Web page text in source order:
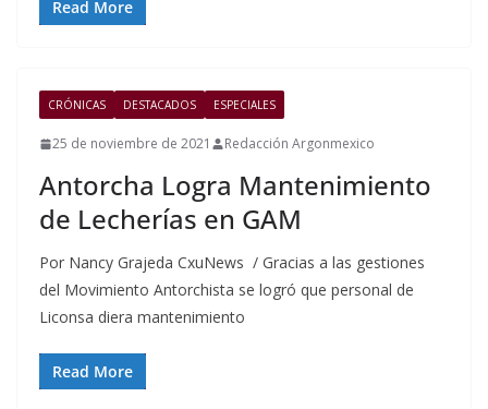
Read More
CRÓNICAS DESTACADOS ESPECIALES
25 de noviembre de 2021 Redacción Argonmexico
Antorcha Logra Mantenimiento
de Lecherías en GAM
Por Nancy Grajeda CxuNews / Gracias a las gestiones
del Movimiento Antorchista se logró que personal de
Liconsa diera mantenimiento
Read More